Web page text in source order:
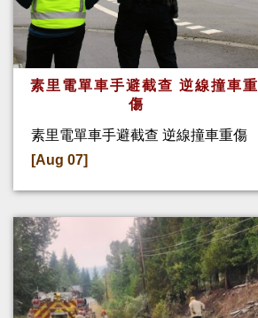
素里電單車手避截查 逆線撞車重
傷
素里電單車手避截查 逆線撞車重傷
[Aug 07]